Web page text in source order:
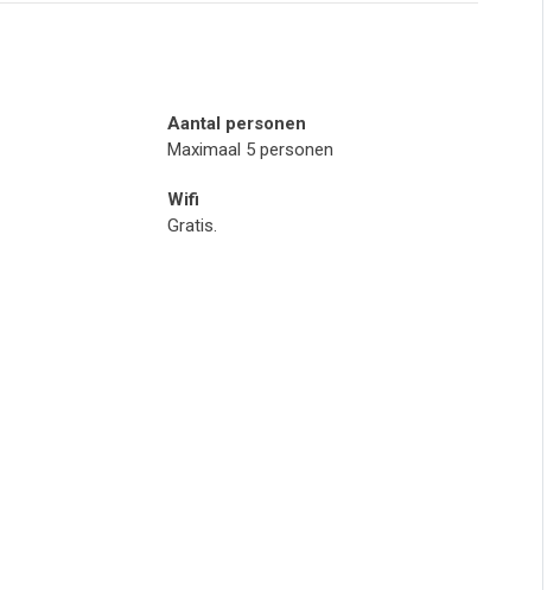
Aantal personen
Maximaal 5 personen
Wifi
Gratis.